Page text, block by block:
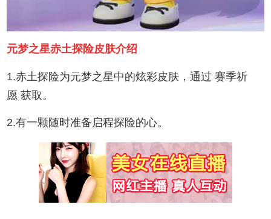
元梦之星赤土探险皮肤介绍
1.赤土探险为元梦之星中的炫彩皮肤，通过 赛季祈
愿 获取。
2.有一颗随时准备启程探险的心。